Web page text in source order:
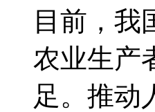
目前，我
农业生产
足。推动